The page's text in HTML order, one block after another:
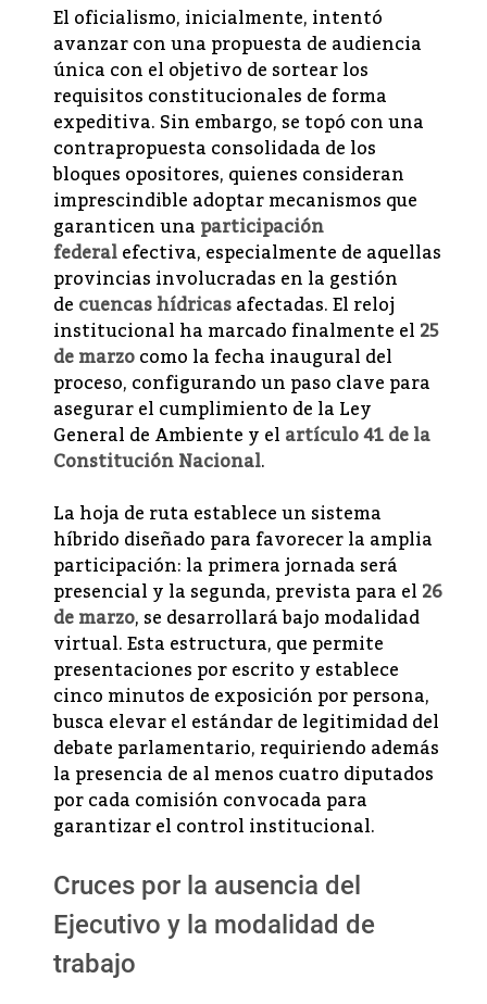
El oficialismo, inicialmente, intentó
avanzar con una propuesta de audiencia
única con el objetivo de sortear los
requisitos constitucionales de forma
expeditiva. Sin embargo, se topó con una
contrapropuesta consolidada de los
bloques opositores, quienes consideran
imprescindible adoptar mecanismos que
garanticen unaparticipación
federalefectiva, especialmente de aquellas
provincias involucradas en la gestión
decuencas hídricasafectadas. El reloj
institucional ha marcado finalmente el25
de marzocomo la fecha inaugural del
proceso, configurando un paso clave para
asegurar el cumplimiento de la Ley
General de Ambiente y elartículo 41 de la
Constitución Nacional.
La hoja de ruta establece un sistema
híbrido diseñado para favorecer la amplia
participación: la primera jornada será
presencial y la segunda, prevista para el26
de marzo, se desarrollará bajo modalidad
virtual. Esta estructura, que permite
presentaciones por escrito y establece
cinco minutos de exposición por persona,
busca elevar el estándar de legitimidad del
debate parlamentario, requiriendo además
la presencia de al menos cuatro diputados
por cada comisión convocada para
garantizar el control institucional.
Cruces por la ausencia del
Ejecutivo y la modalidad de
trabajo